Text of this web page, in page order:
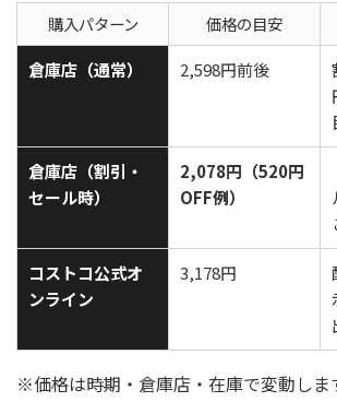
購入パターン 価格の目安
倉庫店（通常）
2,598円前後
倉庫店（割引・
セール時）
2,078円（520円
OFF例）
コストコ公式オ
ンライン
3,178円
※価格は時期・倉庫店・在庫で変動しま